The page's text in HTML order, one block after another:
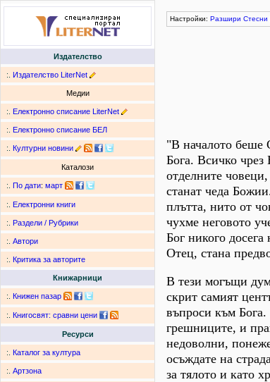
Издателство
:. Издателство LiterNet
Медии
:. Електронно списание LiterNet
:. Електронно списание БЕЛ
:. Културни новини
Каталози
:. По дати: март
:. Електронни книги
:. Раздели / Рубрики
:. Автори
:. Критика за авторите
Книжарници
:. Книжен пазар
:. Книгосвят: сравни цени
Ресурси
:. Каталог за култура
:. Артзона
Настройки: Разшири Стесни
"В началото беше
Бога. Всичко чрез
отделните
станат чеда
плътта, нито от
чухме неговото
Бог никого
Отец, стана
В тези могъщи
скрит самият
въпроси към
грешниците, и
недоволни,
осъждате на
за тялото и като